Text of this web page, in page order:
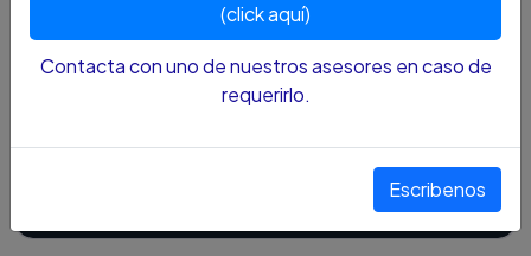
$104.000 COP
(click aquí)
Contacta con uno de nuestros asesores en caso de
requerirlo.
Escribenos